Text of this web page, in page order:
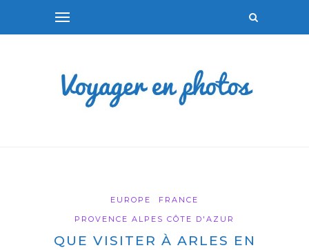
EUROPE
FRANCE
PROVENCE ALPES CÔTE D'AZUR
QUE VISITER À ARLES EN